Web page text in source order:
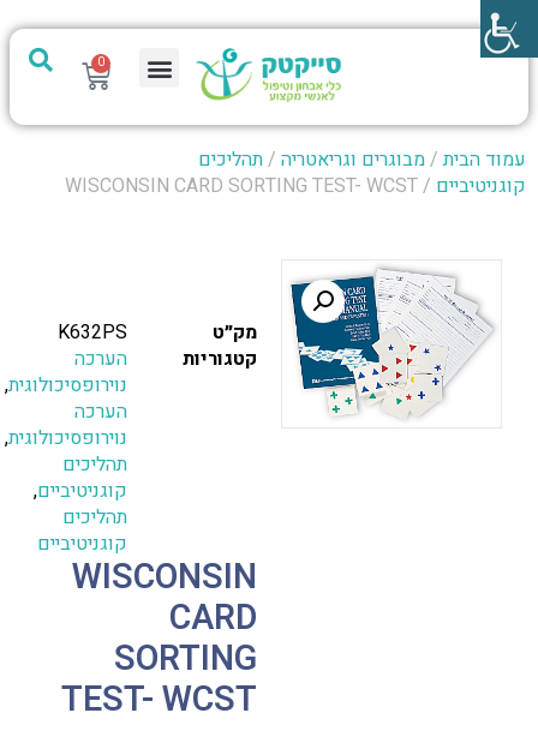
0
עמוד הבית/מבוגרים וגריאטריה /תהליכים
קוגניטיביים / WISCONSIN CARD SORTING TEST- WCST
מק״ט
K632PS
קטגוריות
הערכה
נוירופסיכולוגית,
הערכה
נוירופסיכולוגית,
תהליכים
קוגניטיביים,
תהליכים
קוגניטיביים
WISCONSIN
CARD
SORTING
TEST- WCST